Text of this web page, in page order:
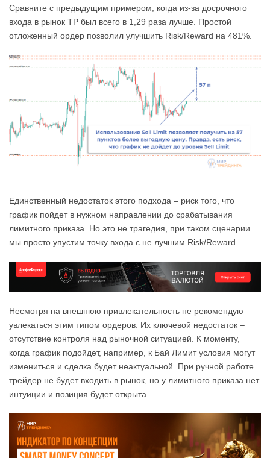
Сравните с предыдущим примером, когда из-за досрочного
входа в рынок ТР был всего в 1,29 раза лучше. Простой
отложенный ордер позволил улучшить Risk/Reward на 481%.
Единственный недостаток этого подхода – риск того, что
график пойдет в нужном направлении до срабатывания
лимитного приказа. Но это не трагедия, при таком сценарии
мы просто упустим точку входа с не лучшим Risk/Reward.
Несмотря на внешнюю привлекательность не рекомендую
увлекаться этим типом ордеров. Их ключевой недостаток –
отсутствие контроля над рыночной ситуацией. К моменту,
когда график подойдет, например, к Бай Лимит условия могут
измениться и сделка будет неактуальной. При ручной работе
трейдер не будет входить в рынок, но у лимитного приказа нет
интуиции и позиция будет открыта.